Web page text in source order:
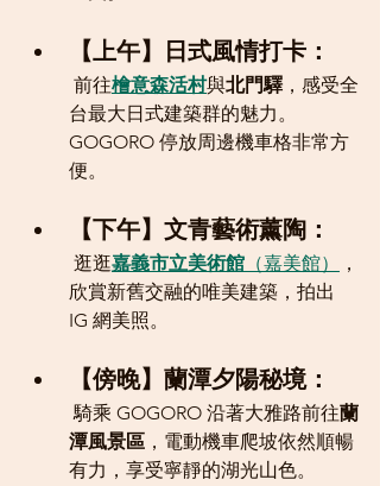
【上午】日式風情打卡：
前往檜意森活村與北門驛 ，感受全
台最大日式建築群的魅力。
GOGORO 停放周邊機車格非常方
便。
【下午】文青藝術薰陶：
逛逛嘉義市立美術館 （嘉美館）
，
欣賞新舊交融的唯美建築，拍出
IG 網美照。
【傍晚】蘭潭夕陽秘境：
騎乘 GOGORO 沿著大雅路前往蘭
潭風景區 ，電動機車爬坡依然順暢
有力，享受寧靜的湖光山色。